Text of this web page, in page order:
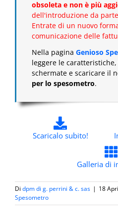
obsoleta e non è più
dell'introduzione da
Entrate di un nuovo
comunicazione delle
Nella pagina Genioso
leggere le
schermate e scaricare il
per lo spesometro.
Scaricalo subito!
Galleria di
Di dpm di g. perrini & c. sas | 18
Spesometro